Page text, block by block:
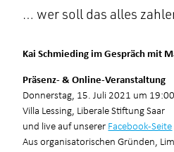
… wer soll das alles
Kai Schmieding im Gespräch mit
Präsenz- & Online-Veranstaltung
Donnerstag, 15. Juli 2021 um
Villa Lessing, Liberale Stiftung Saar
und live auf unserer Facebook-Seite
Aus organisatorischen Gründen,